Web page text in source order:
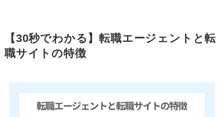
【30秒でわかる】転職エージェントと転
職サイトの特徴